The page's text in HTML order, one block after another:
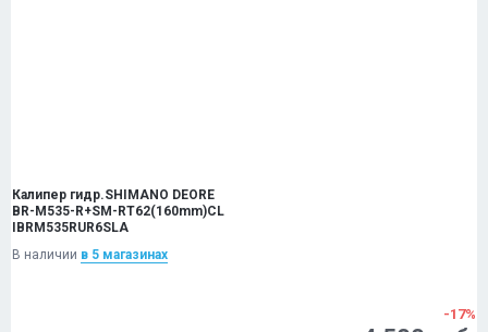
Калипер гидр.SHIMANO DEORE
BR-M535-R+SM-RT62(160mm)CL
IBRM535RUR6SLA
В наличии в 5 магазинах
-17%